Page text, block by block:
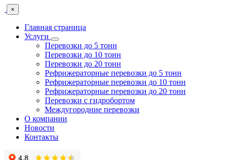
×
Главная страница
Услуги
Перевозки до 5 тонн
Перевозки до 10 тонн
Перевозки до 20 тонн
Рефрижераторные перевозки до 5 тонн
Рефрижераторные перевозки до 10 тонн
Рефрижераторные перевозки до 20 тонн
Перевозки с гидробортом
Междугородние перевозки
О компании
Новости
Контакты